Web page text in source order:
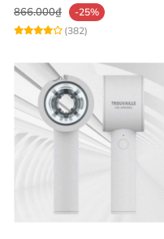
866.000₫
-25%
(382)